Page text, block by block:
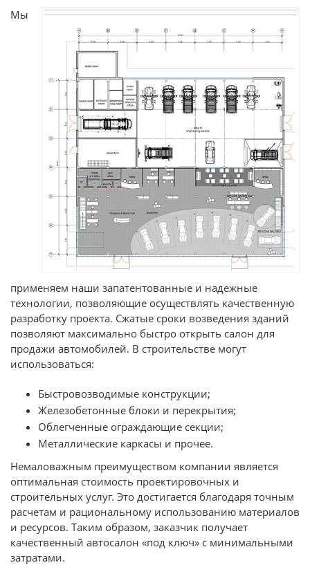
Мы
применяем наши запатентованные и надежные
технологии, позволяющие осуществлять качественную
разработку проекта. Сжатые сроки возведения зданий
позволяют максимально быстро открыть салон для
продажи автомобилей. В строительстве могут
использоваться:
Быстровозводимые конструкции;
Железобетонные блоки и перекрытия;
Облегченные ограждающие секции;
Металлические каркасы и прочее.
Немаловажным преимуществом компании является
оптимальная стоимость проектировочных и
строительных услуг. Это достигается благодаря точным
расчетам и рациональному использованию материалов
и ресурсов. Таким образом, заказчик получает
качественный автосалон «под ключ» с минимальными
затратами.